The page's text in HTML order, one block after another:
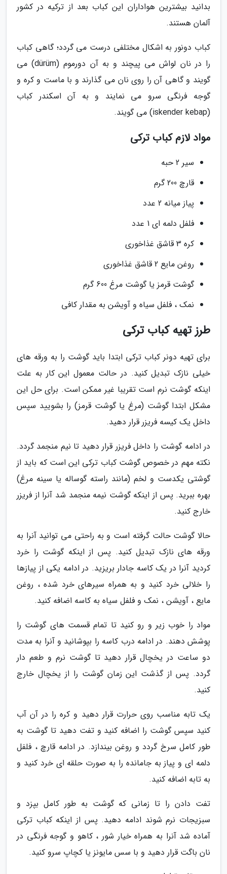
بدانید بیشترین هواداران این کباب بعد از ترکیه در کشور
آلمان هستند.
کباب دونور به اشکال مختلفی درست می گردد؛ گاهی کباب
را در نان لواش می پیچند و به آن دورموم (dürüm) می
گویند و گاهی آن را روی نان می گذارند و با ماست و کره و
گوجه فرنگی سرو می نمایند و به آن اسکندر کباب
(iskender kebap) می گویند.
مواد لازم کباب ترکی
سیر 2 حبه
قارچ 200 گرم
پیاز میانه 2 عدد
فلفل دلمه ای 1 عدد
کره 3 قاشق غذاخوری
روغن مایع 2 قاشق غذاخوری
گوشت قرمز یا گوشت مرغ 600 گرم
نمک ، فلفل سیاه و آویشن به مقدار کافی
طرز تهیه کباب ترکی
برای تهیه دونر کباب ترکی ابتدا باید گوشت را به ورقه های
خیلی نازک تبدیل کنید. در حالت معمول این کار به علت
اینکه گوشت نرم است تقریبا غیر ممکن است. برای حل این
مشکل ابتدا گوشت (مرغ یا گوشت قرمز) را بشویید سپس
داخل یک کیسه فریزر قرار دهید.
در ادامه گوشت را داخل فریزر قرار دهید تا نیم منجمد گردد.
نکته مهم در خصوص گوشت کباب ترکی این است که باید از
گوشتی یکدست و لخم (مانند راسته گوساله یا سینه مرغ)
بهره ببرید. پس از اینکه گوشت نیمه منجمد شد آنرا از فریزر
خارج کنید.
حالا گوشت حالت گرفته است و به راحتی می توانید آنرا به
ورقه های نازک تبدیل کنید. پس از اینکه گوشت را خرد
کردید آنرا در یک کاسه جادار بریزید. در ادامه یکی از پیازها
را خلالی خرد کنید و به همراه سیرهای خرد شده ، روغن
مایع ، آویشن ، نمک و فلفل سیاه به کاسه اضافه کنید.
مواد را خوب زیر و رو کنید تا تمام قسمت های گوشت را
پوشش دهند. در ادامه درب کاسه را بپوشانید و آنرا به مدت
دو ساعت در یخچال قرار دهید تا گوشت نرم و طعم دار
گردد. پس از گذشت این زمان گوشت را از یخچال خارج
کنید.
یک تابه مناسب روی حرارت قرار دهید و کره را در آن آب
کنید سپس گوشت را اضافه کنید و تفت دهید تا گوشت به
طور کامل سرخ گردد و روغن بیندازد. در ادامه قارچ ، فلفل
دلمه ای و پیاز به جامانده را به صورت حلقه ای خرد کنید و
به تابه اضافه کنید.
تفت دادن را تا زمانی که گوشت به طور کامل بپزد و
سبزیجات نرم شوند ادامه دهید. پس از اینکه کباب ترکی
آماده شد آنرا به همراه خیار شور ، کاهو و گوجه فرنگی در
نان باگت قرار دهید و با سس مایونز یا کچاپ سرو کنید.